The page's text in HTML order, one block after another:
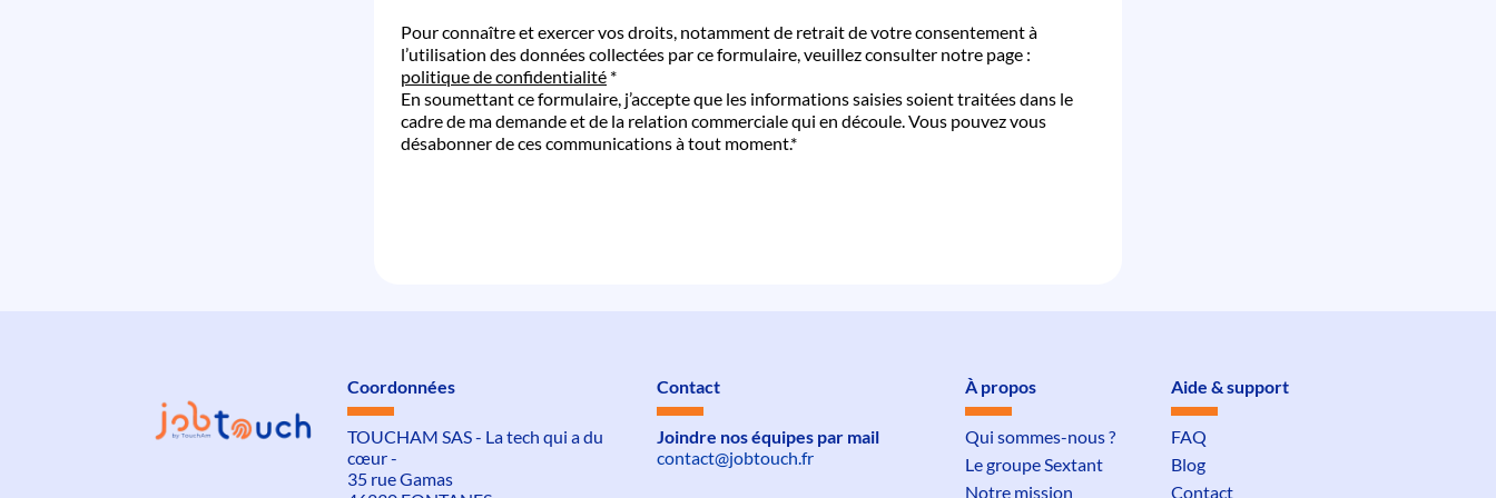
Pour connaître et exercer vos droits, notamment de retrait de votre consentement à
l’utilisation des données collectées par ce formulaire, veuillez consulter notre page :
politique de confidentialité *
En soumettant ce formulaire, j’accepte que les informations saisies soient traitées dans le
cadre de ma demande et de la relation commerciale qui en découle. Vous pouvez vous
désabonner de ces communications à tout moment.*
Aide & support
FAQ
Blog
Contact
À propos
Qui sommes-nous ?
Le groupe Sextant
Notre mission
Contact
Joindre nos équipes par mail
contact@jobtouch.fr
Coordonnées
TOUCHAM SAS - La tech qui a du
cœur -
35 rue Gamas